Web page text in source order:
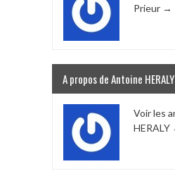
Prieur →
A propos de Antoine HERALY
Voir les
HERALY